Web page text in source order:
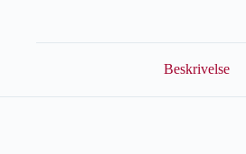
Beskrivelse